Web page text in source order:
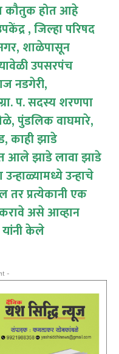
कौतुक होत आहे
, जिल्हा परिषद
शाळेपासून
उपसरपंच
नडगेरी,
प. सदस्य शरणपा
पुंडलिक वाघमारे,
काही झाडे
आले झाडे लावा झाडे
उन्हाचे
प्रत्येकानी एक
असे आव्हान
केले
-